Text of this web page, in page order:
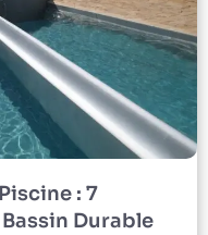
: 7
Durable